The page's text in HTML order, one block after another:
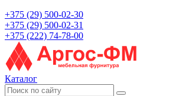
+375 (29) 500-02-30
+375 (29) 500-02-31
+375 (222) 74-78-00
Каталог